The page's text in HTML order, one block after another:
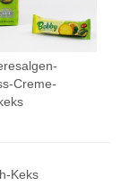
Creme-
Keks